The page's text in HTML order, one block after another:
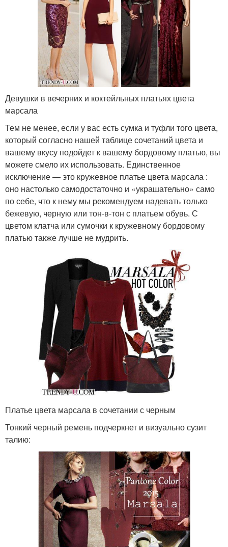
Девушки в вечерних и коктейльных платьях цвета
марсала
Тем не менее, если у вас есть сумка и туфли того цвета,
который согласно нашей таблице сочетаний цвета и
вашему вкусу подойдет к вашему бордовому платью, вы
можете смело их использовать. Единственное
исключение — это кружевное платье цвета марсала :
оно настолько самодостаточно и «украшательно» само
по себе, что к нему мы рекомендуем надевать только
бежевую, черную или тон-в-тон с платьем обувь. С
цветом клатча или сумочки к кружевному бордовому
платью также лучше не мудрить.
Платье цвета марсала в сочетании с черным
Тонкий черный ремень подчеркнет и визуально сузит
талию: